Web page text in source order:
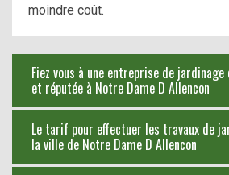
moindre coût.
Fiez vous à une entreprise de
et réputée à Notre Dame D Allencon
Le tarif pour effectuer les travaux de
la ville de Notre Dame D Allencon